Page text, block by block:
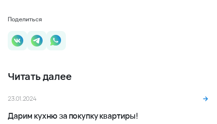
Поделиться
Читать далее
23.01.2024
Дарим кухню за покупку квартиры!